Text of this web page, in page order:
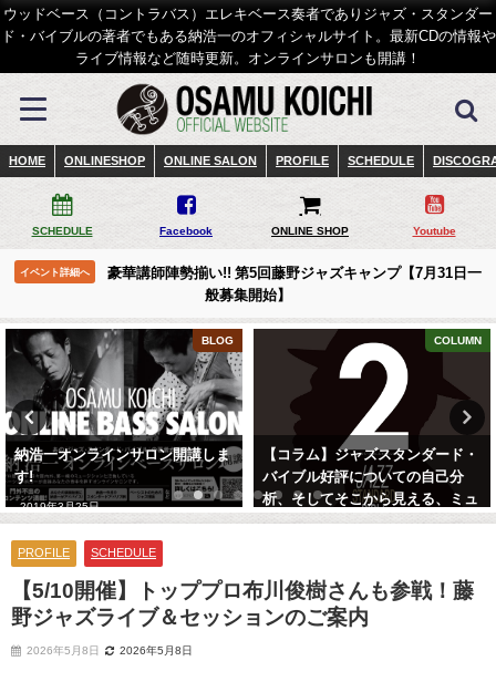
ウッドベース（コントラバス）エレキベース奏者でありジャズ・スタンダー
ド・バイブルの著者でもある納浩一のオフィシャルサイト。最新CDの情報や
ライブ情報など随時更新。オンラインサロンも開講！
HOME ONLINESHOP ONLINE SALON PROFILE SCHEDULE
SCHEDULE Facebook ONLINE SHOP Youtube
イベント詳細へ
豪華講師陣勢揃い!! 第5回藤野ジャズキャンプ【7月31日一
般募集開始】
BLOG
納浩一オンラインサロン開講しま
す!
2019年3月25日
COLUMN
【コラム】ジャズスタンダード・
バイブル好評についての自己分
析、そしてそこから見える、ミュ
ージシャンの道へのヒント
PROFILE SCHEDULE
【5/10開催】トッププロ布川俊樹さんも参戦！藤
野ジャズライブ＆セッションのご案内
2026年5月8日 2026年5月8日